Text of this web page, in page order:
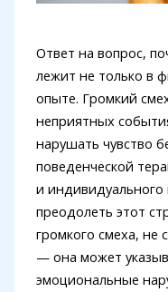
Ответ на вопрос,
лежит не только в
опыте. Громкий
неприятных
нарушать чувство
поведенческой
и индивидуального
преодолеть этот
громкого смеха, не
— она может
эмоциональные